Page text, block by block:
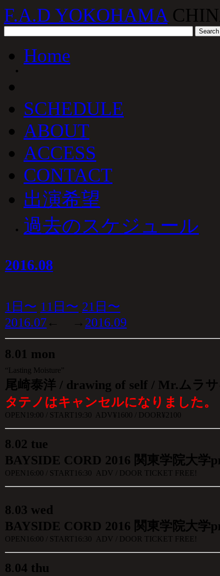
F.A.D YOKOHAMA
Home
SCHEDULE
ABOUT
ACCESS
CONTACT
出演希望
過去のスケジュール
2016.08
1日〜 11日〜 21日〜
2016.07 ← → 2016.09
8.01 mon
“Lasting Moisture”
尾崎泰洋 / drawing of self / Mr.ムラ
タテノはキャンセルになりました。
OPEN19:00 / START19:30 ADV¥1600 / DOOR¥2100
8.02 tue
BAYSIDE CORD 2016 関東学院大学
OPEN16:00 / START16:30 ADV / DOOR TICKET FREE!
8.03 wed
BAYSIDE CORD 2016 関東学院大学
OPEN16:00 / START16:30 ADV / DOOR TICKET FREE!
8.04 thu